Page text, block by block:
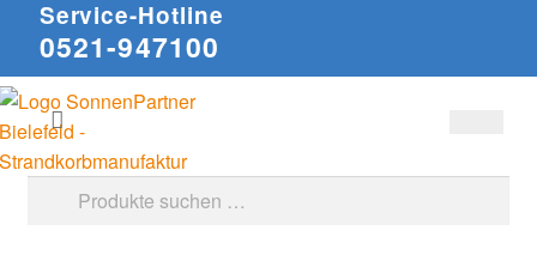
Service-Hotline
0521-947100
Zur
Navigation
springen
Zum
Inhalt
springen
Suche
Suchen